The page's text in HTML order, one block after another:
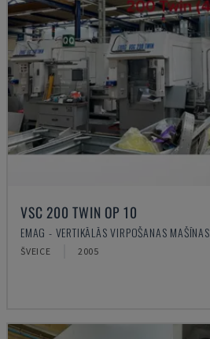
VSC 200 TWIN OP 10
EMAG - VERTIKĀLĀS VIRPOŠANAS MAŠĪNAS
ŠVEICE 2005